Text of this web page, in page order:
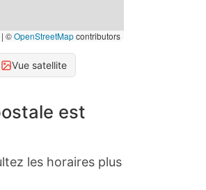
| ©OpenStreetMapcontributors
Vue satellite
est
les horaires plus